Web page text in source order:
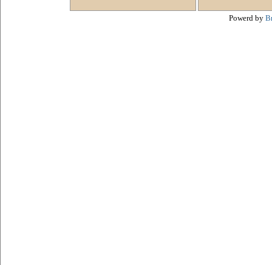
Powerd by